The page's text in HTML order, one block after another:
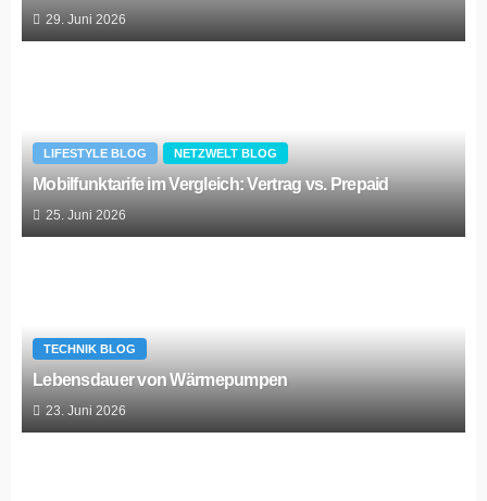
29. Juni 2026
LIFESTYLE BLOG NETZWELT BLOG
Mobilfunktarife im Vergleich: Vertrag vs. Prepaid
25. Juni 2026
TECHNIK BLOG
Lebensdauer von Wärmepumpen
23. Juni 2026